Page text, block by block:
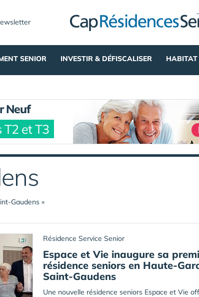
SENIOR INVESTIR & DÉFISCALISER HABITAT
Neuf
T2 et T3
Gaudens »
Résidence Service Senior
Espace et Vie inaugure sa
résidence seniors en Haute-
Saint-Gaudens
Une nouvelle résidence seniors Espace et Vie